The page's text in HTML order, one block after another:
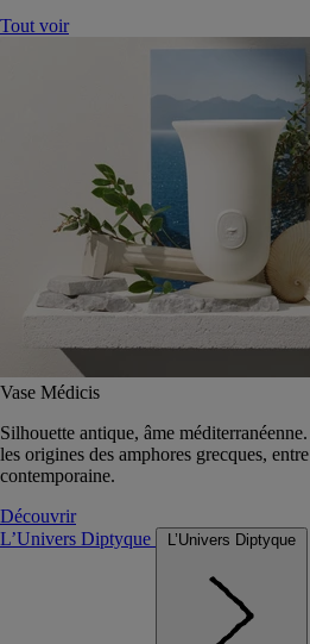
Tout voir
Vase Médicis
Silhouette antique, âme
les origines des amphores grecques,
contemporaine.
Découvrir
L’Univers Diptyque
L’Univers Diptyque